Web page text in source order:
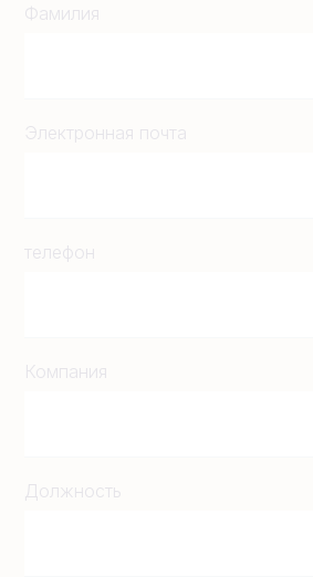
Фамилия
Электронная почта
телефон
Компания
Должность